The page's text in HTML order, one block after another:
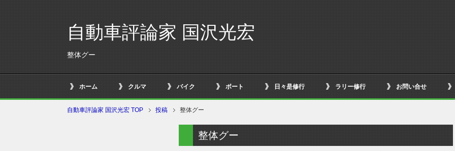
自動車評論家 国沢光宏
整体グー
ホーム クルマ バイク ボート 日々是修行 ラリー修行 お問い合せ
自動車評論家 国沢光宏 TOP 投稿 整体グー
整体グー